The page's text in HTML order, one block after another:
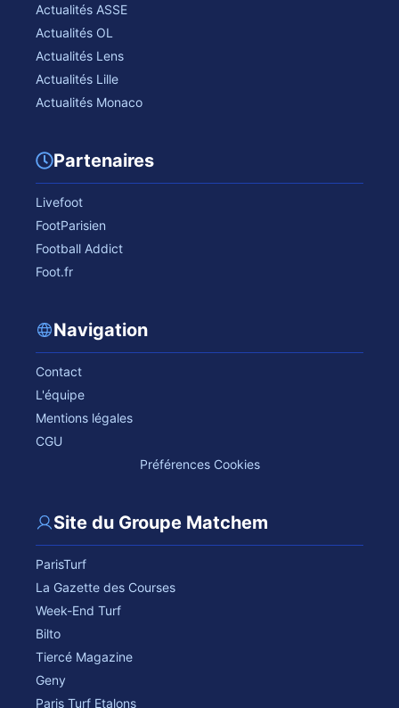
Actualités ASSE
Actualités OL
Actualités Lens
Actualités Lille
Actualités Monaco
Partenaires
Livefoot
FootParisien
Football Addict
Foot.fr
Navigation
Contact
L'équipe
Mentions légales
CGU
Préférences Cookies
Site du Groupe Matchem
ParisTurf
La Gazette des Courses
Week-End Turf
Bilto
Tiercé Magazine
Geny
Paris Turf Etalons